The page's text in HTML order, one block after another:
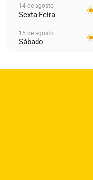
14 de agosto
Sexta-Feira
15 de agosto
Sábado